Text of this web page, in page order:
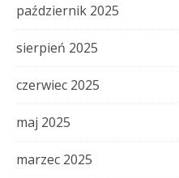
październik 2025
sierpień 2025
czerwiec 2025
maj 2025
marzec 2025